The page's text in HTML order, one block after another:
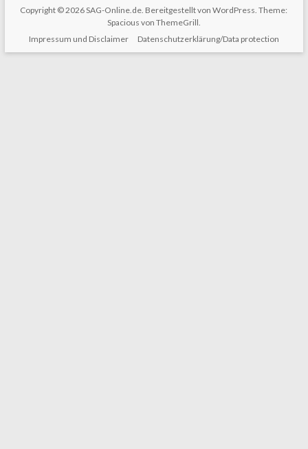
Copyright © 2026SAG-Online.de. Bereitgestellt vonWordPress. Theme:
Spacious von ThemeGrill.
Impressum und Disclaimer
Datenschutzerklärung/Data protection